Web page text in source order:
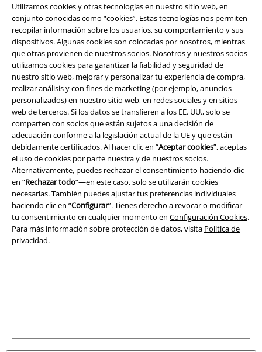
Utilizamos cookies y otras tecnologías en nuestro sitio web, en
conjunto conocidas como “cookies”. Estas tecnologías nos permiten
recopilar información sobre los usuarios, su comportamiento y sus
dispositivos. Algunas cookies son colocadas por nosotros, mientras
que otras provienen de nuestros socios. Nosotros y nuestros socios
utilizamos cookies para garantizar la fiabilidad y seguridad de
nuestro sitio web, mejorar y personalizar tu experiencia de compra,
realizar análisis y con fines de marketing (por ejemplo, anuncios
personalizados) en nuestro sitio web, en redes sociales y en sitios
web de terceros. Si los datos se transfieren a los EE. UU., solo se
comparten con socios que están sujetos a una decisión de
adecuación conforme a la legislación actual de la UE y que están
debidamente certificados. Al hacer clic en “Aceptar cookies”, aceptas
el uso de cookies por parte nuestra y de nuestros socios.
Alternativamente, puedes rechazar el consentimiento haciendo clic
en “Rechazar todo”—en este caso, solo se utilizarán cookies
necesarias. También puedes ajustar tus preferencias individuales
haciendo clic en “Configurar”. Tienes derecho a revocar o modificar
tu consentimiento en cualquier momento en Configuración Cookies.
Para más información sobre protección de datos, visita Política de
privacidad.
Legal
Términos y Condiciones
Aviso Legal
Ley protección de datos
Eliminación de residuos y protección del medioambiente
Cancelar pedido